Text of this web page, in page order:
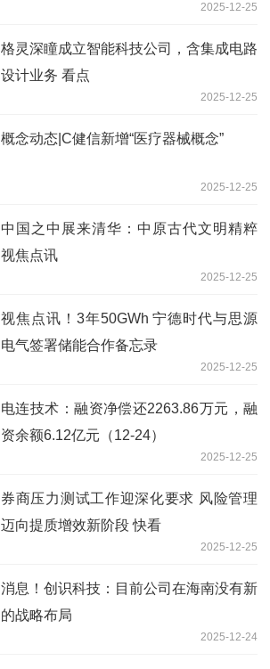
2025-12-25
格灵深瞳成立智能科技公司，含集成电路
设计业务 看点
2025-12-25
概念动态|C健信新增“医疗器械概念”
2025-12-25
中国之中展来清华：中原古代文明精粹
视焦点讯
2025-12-25
视焦点讯！3年50GWh 宁德时代与思源
电气签署储能合作备忘录
2025-12-25
电连技术：融资净偿还2263.86万元，融
资余额6.12亿元（12-24）
2025-12-25
券商压力测试工作迎深化要求 风险管理
迈向提质增效新阶段 快看
2025-12-25
消息！创识科技：目前公司在海南没有新
的战略布局
2025-12-24